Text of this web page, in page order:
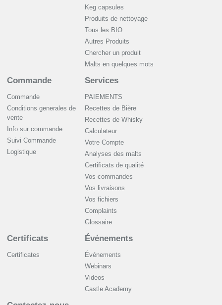
Keg capsules
Produits de nettoyage
Tous les BIO
Autres Produits
Chercher un produit
Malts en quelques mots
Commande
Commande
Conditions generales de
vente
Info sur commande
Suivi Commande
Logistique
Services
PAIEMENTS
Recettes de Bière
Recettes de Whisky
Сalculateur
Votre Compte
Analyses des malts
Certificats de qualité
Vos commandes
Vos livraisons
Vos fichiers
Complaints
Glossaire
Certificats
Certificates
Événements
Événements
Webinars
Videos
Castle Academy